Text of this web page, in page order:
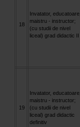
18
Invatator, educatoare,
maistru - instructor;
(cu studii de nivel
liceal) grad didactic II
19
Invatator, educatoare,
maistru - instructor;
(cu studii de nivel
liceal) grad didactic
definitiv